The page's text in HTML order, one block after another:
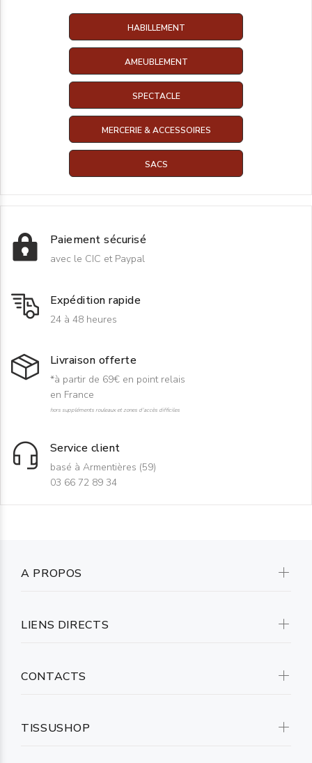
HABILLEMENT
AMEUBLEMENT
SPECTACLE
MERCERIE & ACCESSOIRES
SACS
Paiement sécurisé
avec le CIC et Paypal
Expédition rapide
24 à 48 heures
Livraison offerte
*à partir de 69€ en point relais
en France
hors suppléments rouleaux et zones d'accès difficiles
Service client
basé à Armentières (59)
03 66 72 89 34
A PROPOS
LIENS DIRECTS
CONTACTS
TISSUSHOP